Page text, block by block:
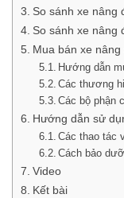
So sánh xe nâng
So sánh xe nâng
Mua bán xe
Hướng dẫn
Các thương
Các bộ phận
Hướng dẫn sử
Các thao tác
Cách bảo
Video
Kết bài